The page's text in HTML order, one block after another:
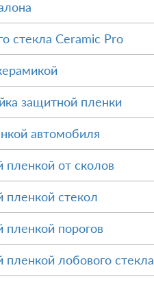
стекла Ceramic Pro
защитной пленки
автомобиля
от сколов
стекол
порогов
лобового стекла